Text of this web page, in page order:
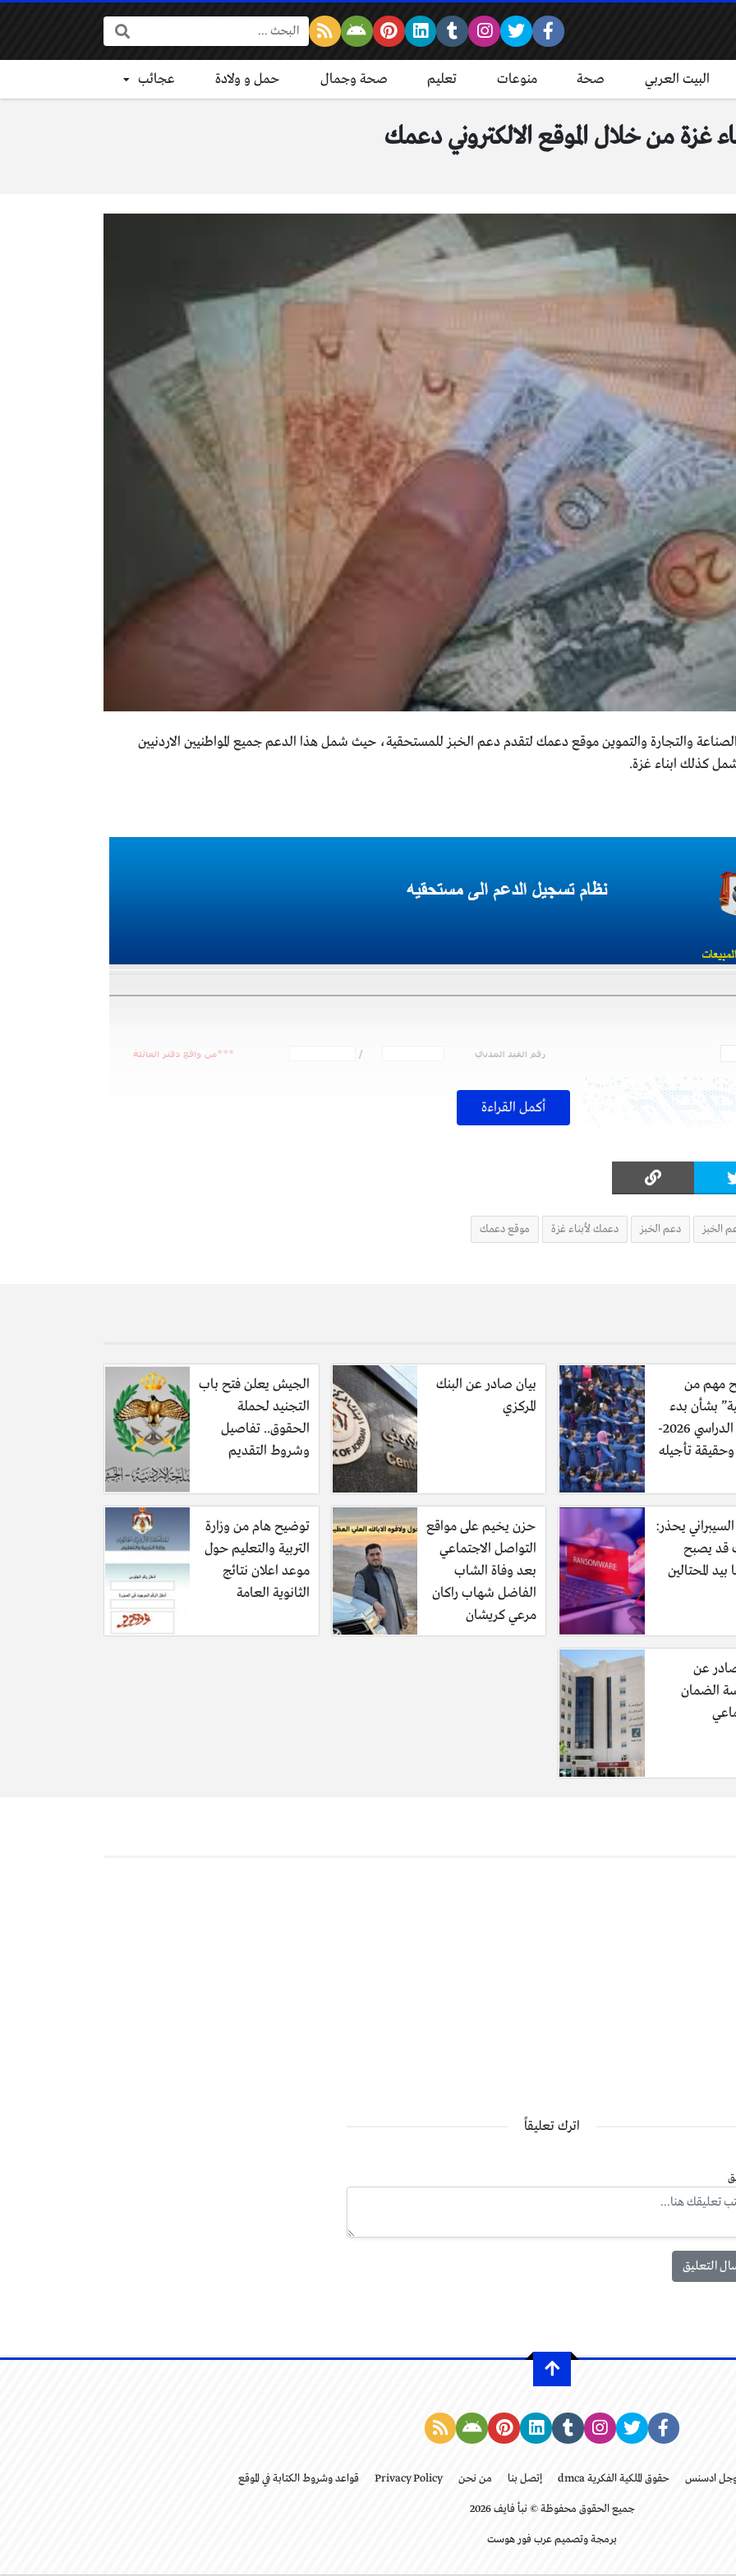
البحث:
البيت العربي صحة منوعات تعليم صحة وجمال حمل و ولادة عجائب
غزة من خلال الموقع الالكتروني دعمك
والتجارة والتموين موقع دعمك لتقدم دعم الخبز للمستحقية، حيث شمل هذا الدعم جميع المواطنيين الاردنيين
شمل كذلك ابناء غزة.
غزة
دعمك من
.
على ابناء غزة اضغط هنا
منك ادخال رقم التسلسل.
ومن ثم استعلام.
أكمل القراءة
الخبز دعم الخبز دعمك لأبناء غزة موقع دعمك
مهم من
بشأن بدء
العام الدراسي 2026-
بيان صادر عن البنك
المركزي
الجيش يعلن فتح باب
التجنيد لحملة
الحقوق.. تفاصيل
وشروط التقديم
يحذر:
قد يصبح
المحتالين
حزن يخيم على مواقع
التواصل الاجتماعي
بعد وفاة الشاب
الفاضل شهاب راكان
مرعي كريشان
توضيح هام من وزارة
التربية والتعليم حول
موعد اعلان نتائج
الثانوية العامة
عن
الضمان
اترك تعليقاً
ادسنس حقوق الملكية الفكرية dmca إتصل بنا من نحن Privacy Policy قواعد وشروط الكتابة في الموقع
جميع الحقوق محفوظة © نبأ فايف 2026
برمجة وتصميم عرب فور هوست